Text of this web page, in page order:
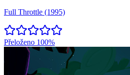
Full Throttle (1995)
Přeloženo 100%